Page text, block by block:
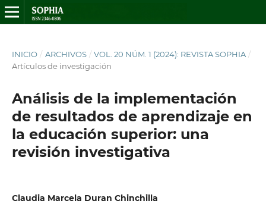
INICIO / ARCHIVOS / VOL. 20 NÚM. 1 (2024): REVISTA SOPHIA /
Artículos de investigación
Análisis de la implementación
de resultados de aprendizaje en
la educación superior: una
revisión investigativa
Claudia Marcela Duran Chinchilla